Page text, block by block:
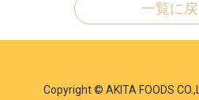
一覧に
Copyright © AKITA FOODS